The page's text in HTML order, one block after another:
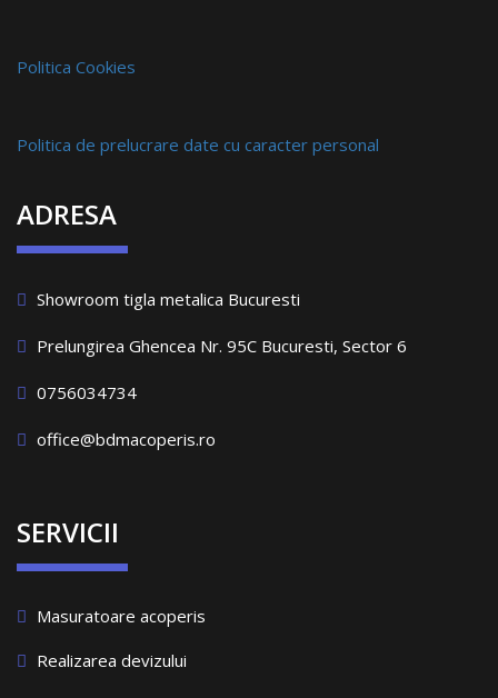
Politica Cookies
Politica de prelucrare date cu caracter personal
ADRESA
Showroom tigla metalica Bucuresti
Prelungirea Ghencea Nr. 95C Bucuresti, Sector 6
0756034734
office@bdmacoperis.ro
SERVICII
Masuratoare acoperis
Realizarea devizului